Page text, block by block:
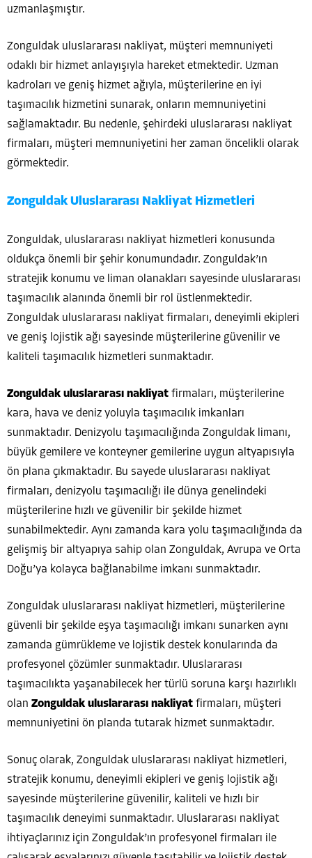
uzmanlaşmıştır.
Zonguldak uluslararası nakliyat, müşteri memnuniyeti
odaklı bir hizmet anlayışıyla hareket etmektedir. Uzman
kadroları ve geniş hizmet ağıyla, müşterilerine en iyi
taşımacılık hizmetini sunarak, onların memnuniyetini
sağlamaktadır. Bu nedenle, şehirdeki uluslararası nakliyat
firmaları, müşteri memnuniyetini her zaman öncelikli olarak
görmektedir.
Zonguldak Uluslararası Nakliyat Hizmetleri
Zonguldak, uluslararası nakliyat hizmetleri konusunda
oldukça önemli bir şehir konumundadır. Zonguldak’ın
stratejik konumu ve liman olanakları sayesinde uluslararası
taşımacılık alanında önemli bir rol üstlenmektedir.
Zonguldak uluslararası nakliyat firmaları, deneyimli ekipleri
ve geniş lojistik ağı sayesinde müşterilerine güvenilir ve
kaliteli taşımacılık hizmetleri sunmaktadır.
Zonguldak uluslararası nakliyat firmaları, müşterilerine
kara, hava ve deniz yoluyla taşımacılık imkanları
sunmaktadır. Denizyolu taşımacılığında Zonguldak limanı,
büyük gemilere ve konteyner gemilerine uygun altyapısıyla
ön plana çıkmaktadır. Bu sayede uluslararası nakliyat
firmaları, denizyolu taşımacılığı ile dünya genelindeki
müşterilerine hızlı ve güvenilir bir şekilde hizmet
sunabilmektedir. Aynı zamanda kara yolu taşımacılığında da
gelişmiş bir altyapıya sahip olan Zonguldak, Avrupa ve Orta
Doğu’ya kolayca bağlanabilme imkanı sunmaktadır.
Zonguldak uluslararası nakliyat hizmetleri, müşterilerine
güvenli bir şekilde eşya taşımacılığı imkanı sunarken aynı
zamanda gümrükleme ve lojistik destek konularında da
profesyonel çözümler sunmaktadır. Uluslararası
taşımacılıkta yaşanabilecek her türlü soruna karşı hazırlıklı
olan Zonguldak uluslararası nakliyat firmaları, müşteri
memnuniyetini ön planda tutarak hizmet sunmaktadır.
Sonuç olarak, Zonguldak uluslararası nakliyat hizmetleri,
stratejik konumu, deneyimli ekipleri ve geniş lojistik ağı
sayesinde müşterilerine güvenilir, kaliteli ve hızlı bir
taşımacılık deneyimi sunmaktadır. Uluslararası nakliyat
ihtiyaçlarınız için Zonguldak’ın profesyonel firmaları ile